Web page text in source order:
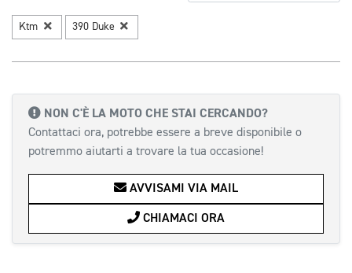
Ktm 390 Duke
NON C'È LA MOTO CHE STAI CERCANDO?
Contattaci ora, potrebbe essere a breve disponibile o
potremmo aiutarti a trovare la tua occasione!
AVVISAMI VIA MAIL
CHIAMACI ORA